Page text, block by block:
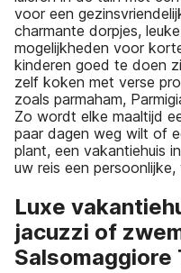
voor een
charmante dorpjes,
mogelijkheden voor
kinderen goed te doen
zelf koken met verse
zoals parmaham,
Zo wordt elke maaltijd
paar dagen weg wilt of
plant, een vakantiehuis
uw reis een persoonlijke,
Luxe
jacuzzi of
Salsomaggiore